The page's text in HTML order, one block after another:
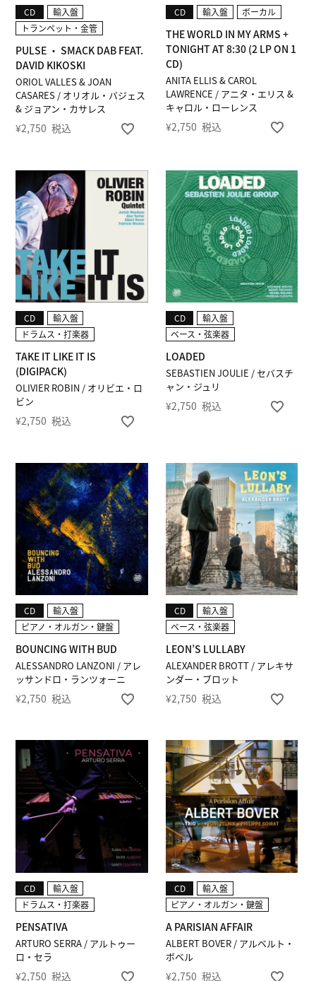
ORIOL VALLES & JOAN
CASARES / オリオル・バジェス
& ジョアン・カサレス
PULSE ・ SMACK DAB FEAT.
DAVID KIKOSKI
CD
輸入盤
トランペット・金管
¥2,750 税込
ANITA ELLIS & CAROL
LAWRENCE / アニタ・エリス &
キャロル・ローレンス
THE WORLD IN MY ARMS +
TONIGHT AT 8:30 (2 LP ON 1
CD)
CD 輸入盤 ボーカル
¥2,750 税込
OLIVIER ROBIN / オリビエ・ロ
ビン
TAKE IT LIKE IT IS
(DIGIPACK)
CD
輸入盤
ドラムス・打楽器
¥2,750 税込
SEBASTIEN JOULIE / セバスチ
ャン・ジュリ
LOADED
CD
輸入盤
ベース・弦楽器
¥2,750 税込
ALESSANDRO LANZONI / アレ
ッサンドロ・ランツォーニ
BOUNCING WITH BUD
CD
輸入盤
ピアノ・オルガン・鍵盤
¥2,750 税込
ALEXANDER BROTT / アレキサ
ンダー・ブロット
LEON’S LULLABY
CD
輸入盤
ベース・弦楽器
¥2,750 税込
ARTURO SERRA / アルトゥー
ロ・セラ
PENSATIVA
CD
輸入盤
ドラムス・打楽器
¥2,750 税込
ALBERT BOVER / アルベルト・
ボベル
A PARISIAN AFFAIR
CD
輸入盤
ピアノ・オルガン・鍵盤
¥2,750 税込